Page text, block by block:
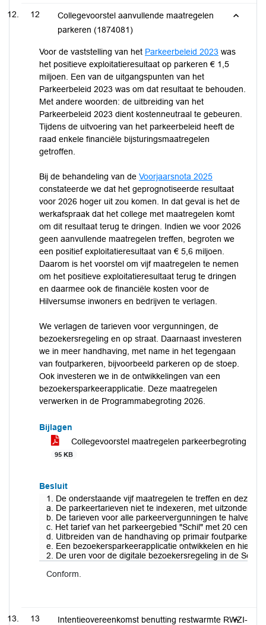
12
Collegevoorstel aanvullende maatregelen
parkeren (1874081)
Voor de vaststelling van het Parkeerbeleid 2023 was
het positieve exploitatieresultaat op parkeren € 1,5
miljoen. Een van de uitgangspunten van het
Parkeerbeleid 2023 was om dat resultaat te behouden.
Met andere woorden: de uitbreiding van het
Parkeerbeleid 2023 dient kostenneutraal te gebeuren.
Tijdens de uitvoering van het parkeerbeleid heeft de
raad enkele financiële bijsturingsmaatregelen
getroffen.
Bij de behandeling van de Voorjaarsnota 2025
constateerde we dat het geprognotiseerde resultaat
voor 2026 hoger uit zou komen. In dat geval is het de
werkafspraak dat het college met maatregelen komt
om dit resultaat terug te dringen. Indien we voor 2026
geen aanvullende maatregelen treffen, begroten we
een positief exploitatieresultaat van € 5,6 miljoen.
Daarom is het voorstel om vijf maatregelen te nemen
om het positieve exploitatieresultaat terug te dringen
en daarmee ook de financiële kosten voor de
Hilversumse inwoners en bedrijven te verlagen.
We verlagen de tarieven voor vergunningen, de
bezoekersregeling en op straat. Daarnaast investeren
we in meer handhaving, met name in het tegengaan
van foutparkeren, bijvoorbeeld parkeren op de stoep.
Ook investeren we in de ontwikkelingen van een
bezoekersparkeerapplicatie. Deze maatregelen
verwerken in de Programmabegroting 2026.
Bijlagen
Collegevoorstel maatregelen parkeerbegroting
95 KB
Besluit
1. De onderstaande vijf maatregelen te treffen en deze
a. De parkeertarieven niet te indexeren, met
b. De tarieven voor alle parkeervergunningen te
c. Het tarief van het parkeergebied "Schil" met 20 cent
d. Uitbreiden van de handhaving op primair foutparkeren
e. Een bezoekersparkeerapplicatie ontwikkelen en
2. De uren voor de digitale bezoekersregeling in de
Conform.
13
Intentieovereenkomst benutting restwarmte RWZI-